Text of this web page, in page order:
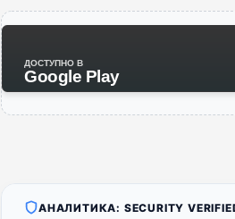
ДОСТУПНО В
Google Play
АНАЛИТИКА: SECURITY